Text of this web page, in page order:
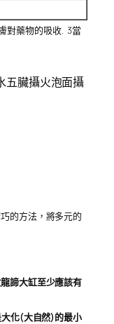
對藥物的吸收. 3當
五臟攝火泡面攝
的方法，將多元的
諦大缸至少應該有
化(大自然)的最小